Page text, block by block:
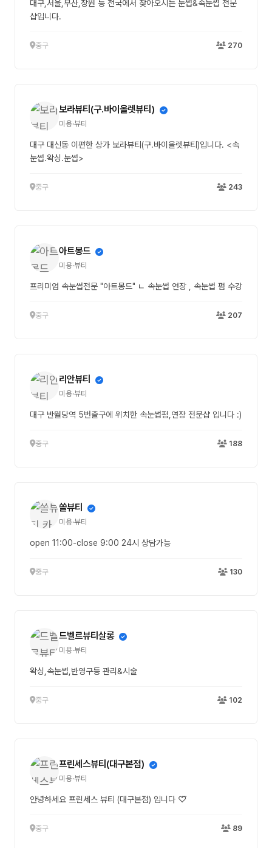
대구,서울,부산,창원 등 전국에서 찾아오시는 눈썹&속눈썹 전문
샵입니다.
중구 270
보라뷰티(구.바이올렛뷰티)
미용·뷰티
대구 대신동 이편한 상가 보라뷰티(구.바이올렛뷰티)입니다. <속
눈썹.왁싱.눈썹>
중구 243
아트몽드
미용·뷰티
프리미엄 속눈썹전문 "아트몽드" ㄴ 속눈썹 연장 , 속눈썹 펌 수강
중구 207
리안뷰티
미용·뷰티
대구 반월당역 5번출구에 위치한 속눈썹펌,연장 전문샵 입니다 :)
중구 188
쏠뷰티
미용·뷰티
open 11:00-close 9:00 24시 상담가능
중구 130
드벨르뷰티살롱
미용·뷰티
왁싱,속눈썹,반영구등 관리&시술
중구 102
프린세스뷰티(대구본점)
미용·뷰티
안녕하세요 프린세스 뷰티 (대구본점) 입니다 ♡⃛
중구 89